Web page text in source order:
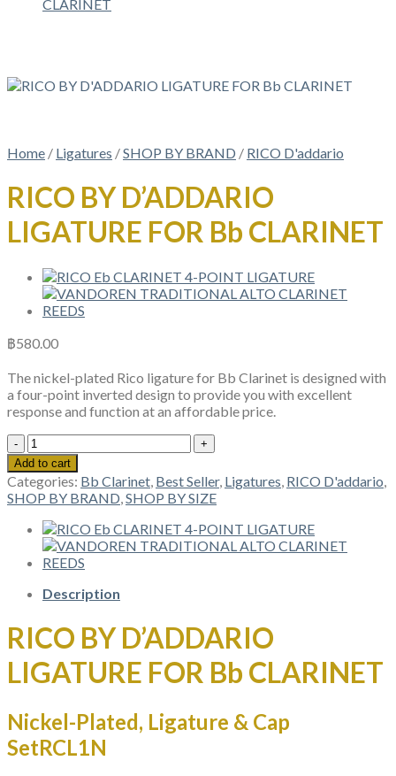
Home / Ligatures /SHOP BY BRAND / RICO D'addario
RICO BY D’ADDARIO
LIGATURE FOR Bb CLARINET
฿580.00
The nickel-plated Rico ligature for Bb Clarinet is designed with
a four-point inverted design to provide you with excellent
response and function at an affordable price.
RICO
BY
D'ADDARIO
LIGATURE
FOR
Bb
CLARINET
quantity
Add to cart
Categories: Bb Clarinet, Best Seller, Ligatures, RICO D'addario,
SHOP BY BRAND,SHOP BY SIZE
Description
RICO BY D’ADDARIO
LIGATURE FOR Bb CLARINET
Nickel-Plated, Ligature & Cap
SetRCL1N